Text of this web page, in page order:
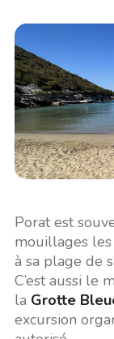
Porat est
mouillages
à sa plage de
C’est aussi le
la Grotte
excursion